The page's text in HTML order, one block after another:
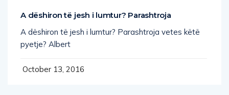
A dëshiron të jesh i lumtur? Parashtroja vetes këtë
pyetje? Albert